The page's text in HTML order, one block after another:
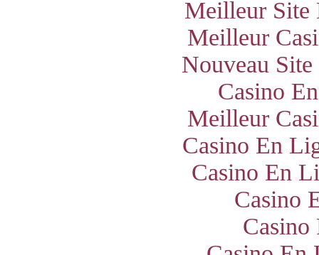
Meilleur Site
Meilleur
Nouveau
Casino
Meilleur
Casino En
Casino En
Casino
Casino